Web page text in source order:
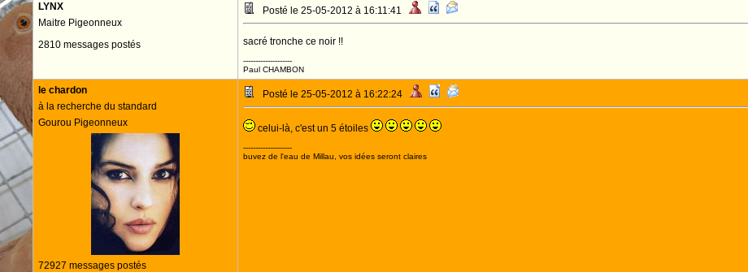
LYNX
Maitre Pigeonneux
2810 messages postés
Posté le 25-05-2012 à 16:11:41
sacré tronche ce noir !!
--------------------
Paul CHAMBON
le chardon
à la recherche du standard
Gourou Pigeonneux
72927 messages postés
Posté le 25-05-2012 à 16:22:24
celui-là, c'est un 5 étoiles
--------------------
buvez de l'eau de Millau, vos idées seront claires